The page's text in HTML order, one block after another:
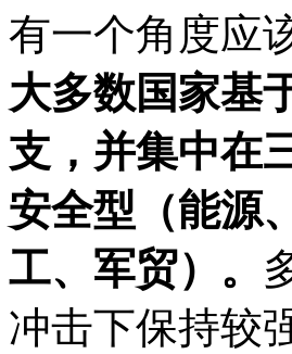
有一个角度应
大多数国家基
支，并集中在
安全型（能源
工、军贸）。
冲击下保持较